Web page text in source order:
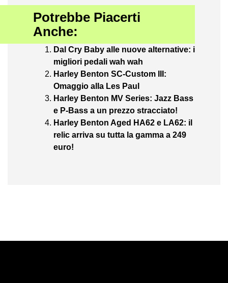
Potrebbe Piacerti
Anche:
Dal Cry Baby alle nuove alternative: i
migliori pedali wah wah
Harley Benton SC-Custom III:
Omaggio alla Les Paul
Harley Benton MV Series: Jazz Bass
e P-Bass a un prezzo stracciato!
Harley Benton Aged HA62 e LA62: il
relic arriva su tutta la gamma a 249
euro!